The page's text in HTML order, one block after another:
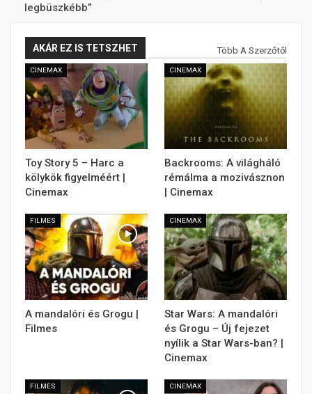
legbüszkébb”
AKÁR EZ IS TETSZHET Több A Szerzőtől
CINEMAX
Toy Story 5 – Harc a
kölykök figyelméért |
Cinemax
CINEMAX
Backrooms: A világháló
rémálma a mozivásznon
| Cinemax
FILMES
A mandalóri és Grogu |
Filmes
CINEMAX
Star Wars: A mandalóri
és Grogu – Új fejezet
nyílik a Star Wars-ban? |
Cinemax
FILMES CINEMAX